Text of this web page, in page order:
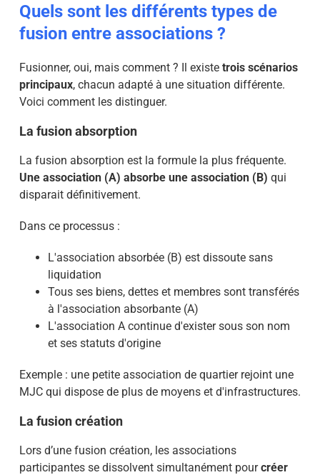
Quels sont les différents types de
fusion entre associations ?
Fusionner, oui, mais comment ? Il existe trois scénarios
principaux, chacun adapté à une situation différente.
Voici comment les distinguer.
La fusion absorption
La fusion absorption est la formule la plus fréquente.
Une association (A) absorbe une association (B) qui
disparait définitivement.
Dans ce processus :
L'association absorbée (B) est dissoute sans
liquidation
Tous ses biens, dettes et membres sont transférés
à l'association absorbante (A)
L'association A continue d'exister sous son nom
et ses statuts d'origine
Exemple : une petite association de quartier rejoint une
MJC qui dispose de plus de moyens et d'infrastructures.
La fusion création
Lors d’une fusion création, les associations
participantes se dissolvent simultanément pourcréer